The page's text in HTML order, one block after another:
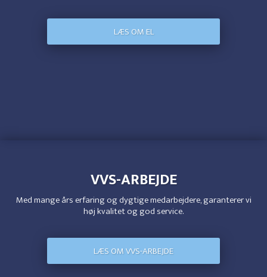
LÆS OM EL
VVS-ARBEJDE
Med mange års erfaring og dygtige medarbejdere, garanterer vi
høj kvalitet og god service.
LÆS OM VVS-ARBEJDE